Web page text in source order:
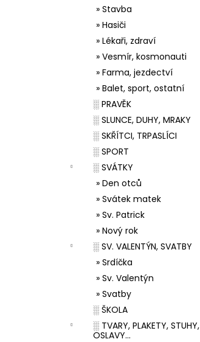
» Stavba
» Hasiči
» Lékaři, zdraví
» Vesmír, kosmonauti
» Farma, jezdectví
» Balet, sport, ostatní
░ PRAVĚK
░ SLUNCE, DUHY, MRAKY
░ SKŘÍTCI, TRPASLÍCI
░ SPORT
░ SVÁTKY
» Den otců
» Svátek matek
» Sv. Patrick
» Nový rok
░ SV. VALENTÝN, SVATBY
» Srdíčka
» Sv. Valentýn
» Svatby
░ ŠKOLA
░ TVARY, PLAKETY, STUHY,
OSLAVY...